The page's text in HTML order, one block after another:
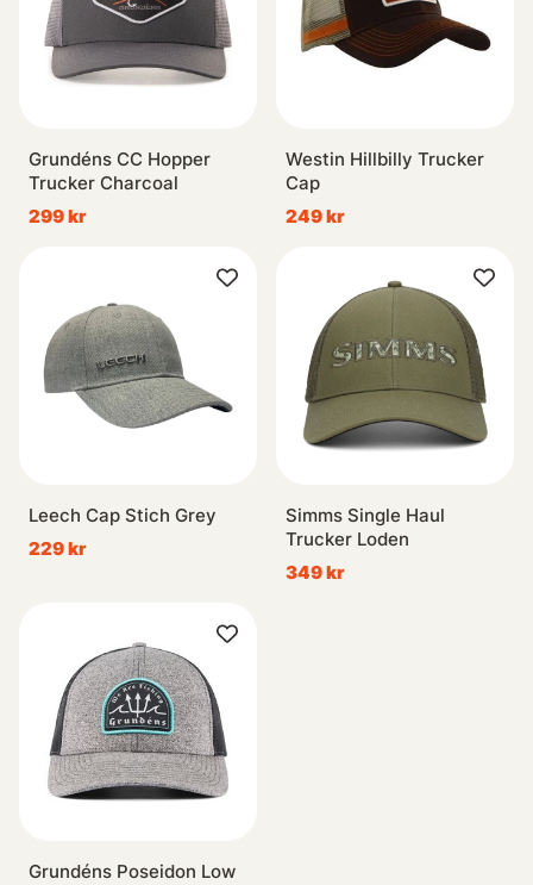
Grundéns CC Hopper
Trucker Charcoal
299 kr
Westin Hillbilly Trucker
Cap
249 kr
Leech Cap Stich Grey
229 kr
Simms Single Haul
Trucker Loden
349 kr
Grundéns Poseidon Low